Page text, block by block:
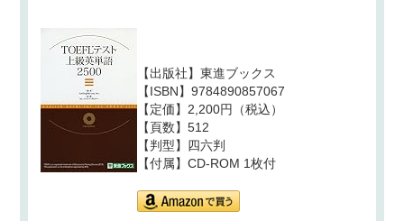
【出版社】東進ブックス
【ISBN】9784890857067
【定価】2,200円（税込）
【頁数】512
【判型】四六判
【付属】CD-ROM 1枚付